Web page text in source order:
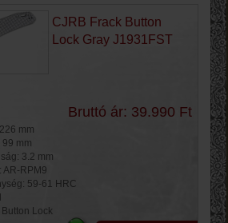
CJRB Frack Button
Lock Gray J1931FST
Bruttó ár: 39.990 Ft
mm
mm
3.2 mm
AR-RPM9
59-61 HRC
Lock